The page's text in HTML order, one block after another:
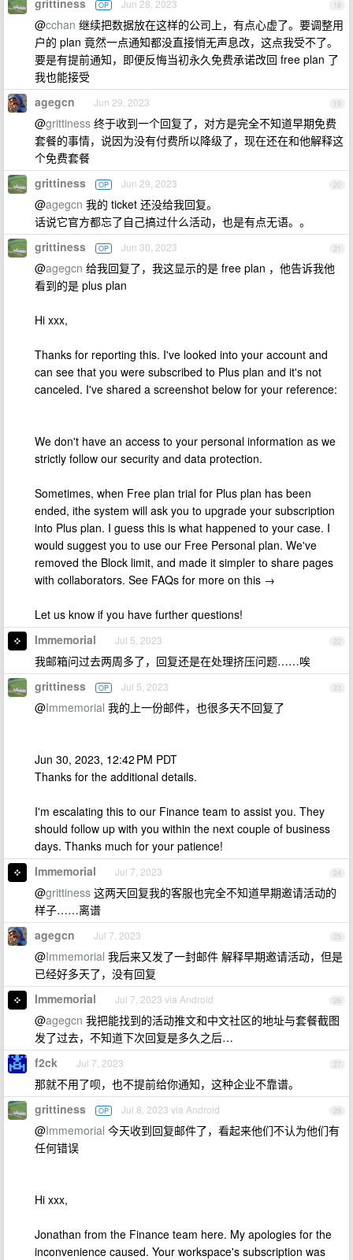
18
grittiness OP Jun 28, 2023
@cchan 继续把数据放在这样的公司上，有点心虚了。要调整用
户的 plan 竟然一点通知都没直接悄无声息改，这点我受不了。
要是有提前通知，即便反悔当初永久免费承诺改回 free plan 了
我也能接受
19
agegcn Jun 29, 2023
@grittiness 终于收到一个回复了，对方是完全不知道早期免费
套餐的事情，说因为没有付费所以降级了，现在还在和他解释这
个免费套餐
20
grittiness OP Jun 29, 2023
@agegcn 我的 ticket 还没给我回复。
话说它官方都忘了自己搞过什么活动，也是有点无语。。
21
grittiness OP Jun 30, 2023
@agegcn 给我回复了，我这显示的是 free plan ，他告诉我他
看到的是 plus plan
Hi xxx,
Thanks for reporting this. I've looked into your account and
can see that you were subscribed to Plus plan and it's not
canceled. I've shared a screenshot below for your reference:
We don't have an access to your personal information as we
strictly follow our security and data protection.
Sometimes, when Free plan trial for Plus plan has been
ended, ithe system will ask you to upgrade your subscription
into Plus plan. I guess this is what happened to your case. I
would suggest you to use our Free Personal plan. We've
removed the Block limit, and made it simpler to share pages
with collaborators. See FAQs for more on this →
Let us know if you have further questions!
22
Immemorial Jul 5, 2023
我邮箱问过去两周多了，回复还是在处理挤压问题……唉
23
grittiness OP Jul 5, 2023
@Immemorial 我的上一份邮件，也很多天不回复了
Jun 30, 2023, 12:42 PM PDT
Thanks for the additional details.
I'm escalating this to our Finance team to assist you. They
should follow up with you within the next couple of business
days. Thanks much for your patience!
24
Immemorial Jul 7, 2023
@grittiness 这两天回复我的客服也完全不知道早期邀请活动的
样子……离谱
25
agegcn Jul 7, 2023
@Immemorial 我后来又发了一封邮件 解释早期邀请活动，但是
已经好多天了，没有回复
26
Immemorial Jul 7, 2023 via Android
@agegcn 我把能找到的活动推文和中文社区的地址与套餐截图
发了过去，不知道下次回复是多久之后…
27
f2ck Jul 7, 2023
那就不用了呗，也不提前给你通知，这种企业不靠谱。
28
grittiness OP Jul 8, 2023 via Android
@Immemorial 今天收到回复邮件了，看起来他们不认为他们有
任何错误
Hi xxx,
Jonathan from the Finance team here. My apologies for the
inconvenience caused. Your workspace's subscription was